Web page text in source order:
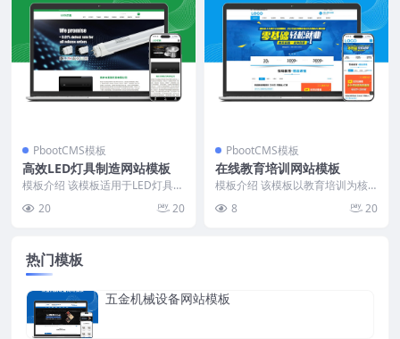
PbootCMS模板
高效LED灯具制造网站模板
模板介绍 该模板适用于LED灯具制
将公司信息、产品...
20 20
PbootCMS模板
在线教育培训网站模板
模板介绍 该模板以教育培训为核
传。页面设计清晰，功...
8 20
热门模板
五金机械设备网站模板